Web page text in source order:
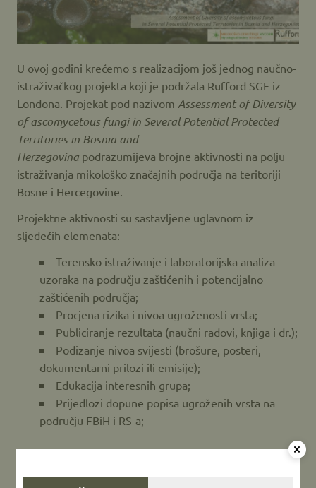
U ovoj godini krećemo s realizacijom još jednog naučno-
istraživačkog projekta koji je podržala Rufford SGF iz
Londona. Projekat pod nazivom Assessment of Diversity
of ascomycetous fungi in Several Potential Protected
Territories in Bosnia and
Herzegovina podrazumijeva brojne aktivnosti na polju
istraživanja mikološko značajnih područja na teritoriji
Bosne i Hercegovine.
Projektne aktivnosti su sastavljene uglavnom iz
sljedećih elemenata:
Terensko istraživanje i laboratorijska analiza
uzoraka na području zaštićenih i potencijalno
zaštićenih područja;
Procjena rizika i nivoa ugroženosti vrsta;
Publiciranje rezultata (naučni radovi, knjiga i dr.);
Podizanje nivoa svijesti (brošure, posteri,
dokumentarni prilozi ili emisije);
Edukacija interesnih grupa;
Prijedlozi dopune popisa ugroženih vrsta na
području FBiH i RS-a;